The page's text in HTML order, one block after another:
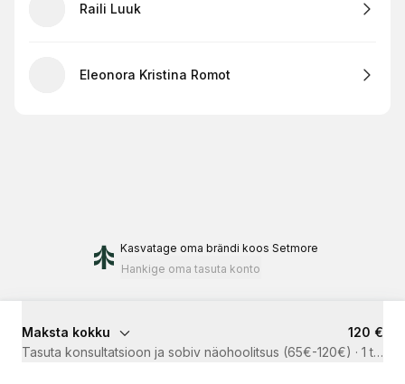
Raili Luuk
Eleonora Kristina Romot
Kasvatage oma brändi koos Setmore
Hankige oma tasuta konto
Maksta kokku
120 €
Tasuta konsultatsioon ja sobiv näohoolitsus (65€-120€) · 1 t 30